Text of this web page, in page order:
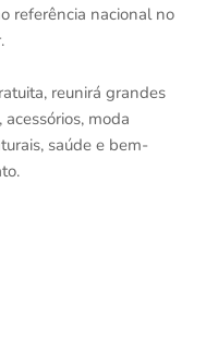
referência nacional no
reunirá grandes
moda
saúde e bem-